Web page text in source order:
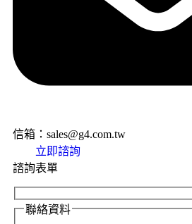
信箱：sales@g4.com.tw
立即諮詢
諮詢表單
聯絡資料